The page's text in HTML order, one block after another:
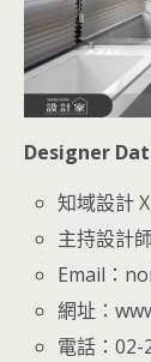
Designer
知域設計
主持設計
Email：
網址：
電話：02-